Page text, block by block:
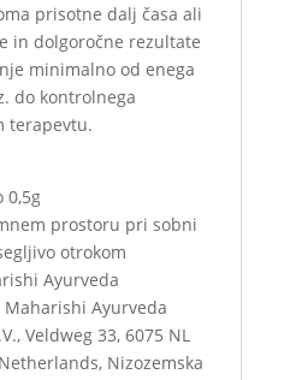
prisotne dalj časa ali
in dolgoročne rezultate
minimalno od enega
do kontrolnega
terapevtu.
0,5g
prostoru pri sobni
otrokom
Ayurveda
Maharishi Ayurveda
Veldweg 33, 6075 NL
Nizozemska